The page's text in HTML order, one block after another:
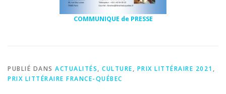
COMMUNIQUE de PRESSE
PUBLIÉ DANS ACTUALITÉS, CULTURE, PRIX LITTÉRAIRE 2021 ,
PRIX LITTÉRAIRE FRANCE-QUÉBEC